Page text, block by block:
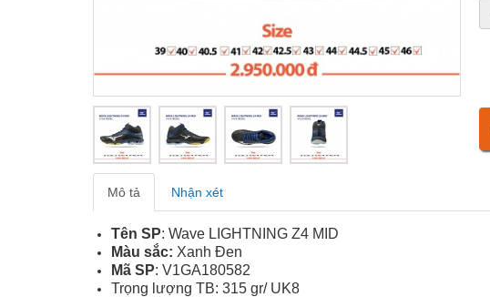
Mô tả Nhận xét
Tên SP: Wave LIGHTNING Z4 MID
Màu sắc: Xanh Đen
Mã SP: V1GA180582
Trọng lượng TB: 315 gr/ UK8